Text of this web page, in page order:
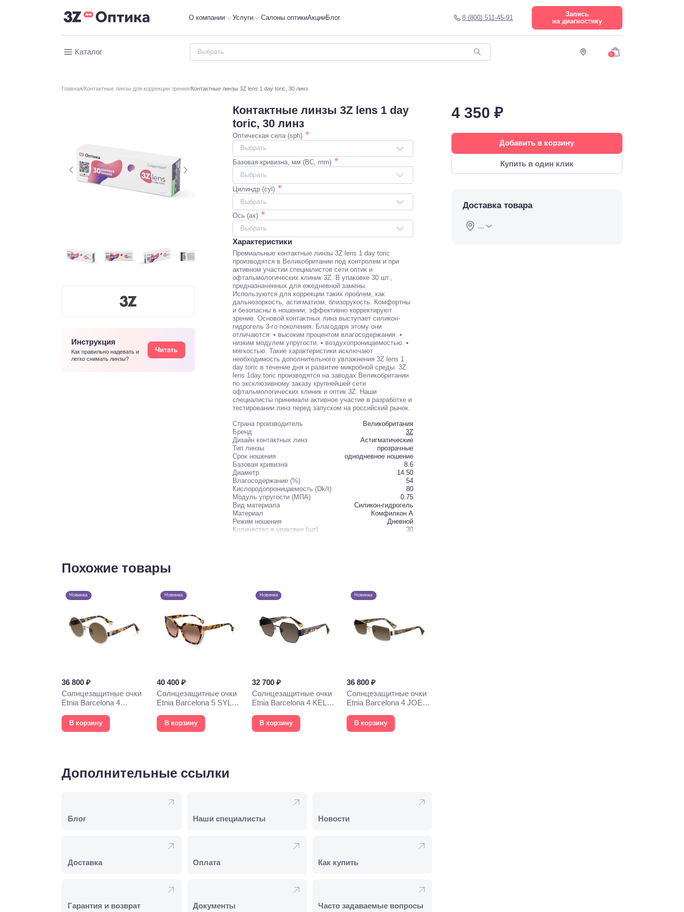
О компании Услуги Салоны оптикиАкцииБлог 8 (800) 511-45-91
Запись
на диагностику
Каталог 0
Главная Контактные линзы для коррекции зрения Контактные линзы 3Z lens 1 day toric, 30 линз
Контактные линзы 3Z lens 1 day
toric, 30 линз
Оптическая сила (sph) *
Выбрать
Базовая кривизна, мм (BC, mm) *
Выбрать
Цилиндр (cyl) *
Выбрать
Ось (ax) *
Выбрать
Характеристики
Премиальные контактные линзы 3Z lens 1 day toric
производятся в Великобритании под контролем и при
активном участии специалистов сети оптик и
офтальмологических клиник 3Z. В упаковке 30 шт.,
предназначенных для ежедневной замены.
Используются для коррекции таких проблем, как
дальнозоркость, астигматизм, близорукость. Комфортны
и безопасны в ношении, эффективно корректируют
зрение. Основой контактных линз выступает силикон-
гидрогель 3-го поколения. Благодаря этому они
отличаются: • высоким процентом влагосодержания. •
низким модулем упругости. • воздухопроницаемостью. •
мягкостью. Такие характеристики исключают
необходимость дополнительного увлажнения 3Z lens 1
day toric в течение дня и развитие микробной среды. 3Z
lens 1day toric производятся на заводах Великобритании
по эксклюзивному заказу крупнейшей сети
офтальмологических клиник и оптик 3Z. Наши
специалисты принимали активное участие в разработке и
тестировании линз перед запуском на российский рынок.
Страна производитель
Великобритания
Бренд
3Z
Дизайн контактных линз
Астигматические
Тип линзы
прозрачные
Cрок ношения
однодневное ношение
Базовая кривизна
8.6
Диаметр
14.50
Влагосодержание (%)
54
Кислородопроницаемость (Dk/t)
80
Модуль упругости (МПА)
0.75
Вид материала
Силикон-гидрогель
Материал
Комфилкон А
Режим ношения
Дневной
Количество в упаковке (шт)
30
4 350 ₽
Добавить в корзину
Купить в один клик
Доставка товара
...
Инструкция
Как правильно надевать и
легко снимать линзы?
Читать
Похожие товары
Новинка
36 800 ₽
Солнцезащитные очки
Etnia Barcelona 4
В корзину
Новинка
40 400 ₽
Солнцезащитные очки
Etnia Barcelona 5 SYLYS
В корзину
Новинка
32 700 ₽
Солнцезащитные очки
Etnia Barcelona 4 KELLY
В корзину
Новинка
36 800 ₽
Солнцезащитные очки
Etnia Barcelona 4 JOEY
В корзину
Дополнительные ссылки
Блог Наши специалисты Новости
Доставка Оплата Как купить
Гарантия и возврат Документы Часто задаваемые вопросы